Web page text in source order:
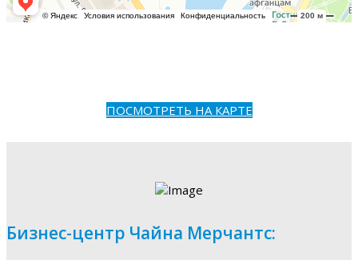
ПОСМОТРЕТЬ НА КАРТЕ
Бизнес-центр Чайна Мерчантс: